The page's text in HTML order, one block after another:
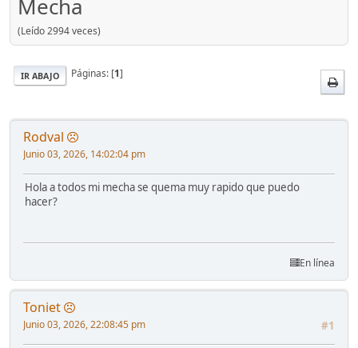
Mecha
(Leído 2994 veces)
IR ABAJO Páginas: [1]
Rodval
Junio 03, 2026, 14:02:04 pm
Hola a todos mi mecha se quema muy rapido que puedo
hacer?
En línea
Toniet
#1
Junio 03, 2026, 22:08:45 pm